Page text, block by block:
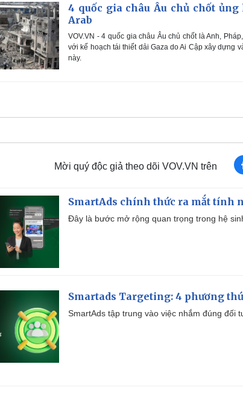
4 quốc gia châu Âu chủ chốt
Arab
VOV.VN - 4 quốc gia châu Âu chủ chốt là Anh,
với kế hoạch tái thiết dải Gaza do Ai Cập xây dựng
này.
Mời quý độc giả theo dõi VOV.VN trên
SmartAds chính thức ra mắt tính
Đây là bước mở rộng quan trọng trong hệ
Smartads Targeting: 4 phương
SmartAds tập trung vào việc nhắm đúng đối